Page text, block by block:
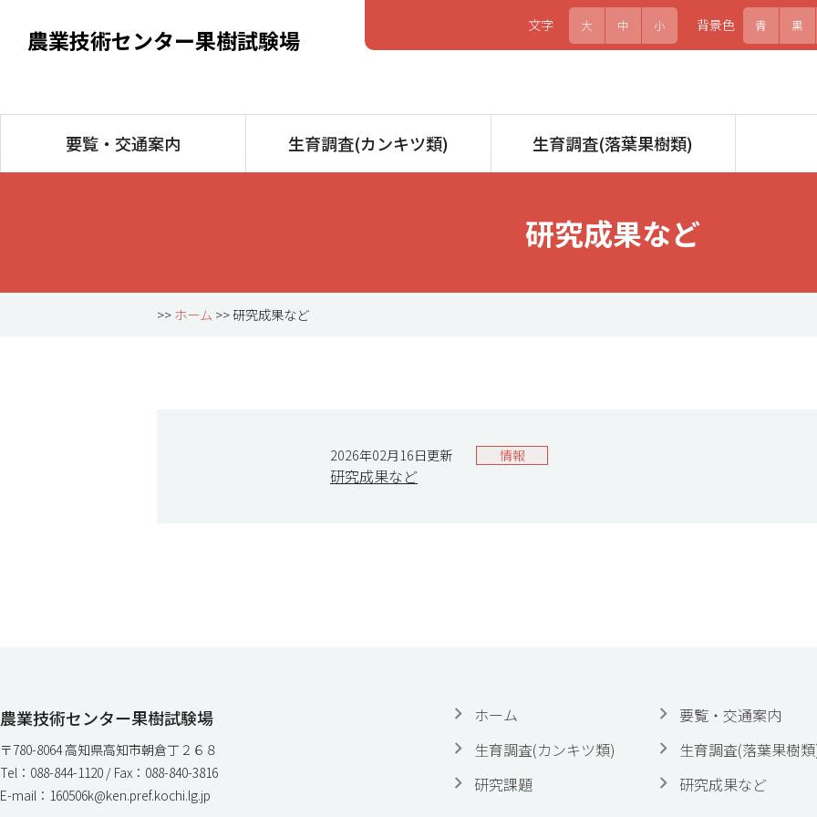
農業技術センター果樹試験場 背景色 青 黒
文字 大 中 小
要覧・交通案内 生育調査(カンキツ類) 生育調査(落葉果樹類)
研究成果など
>>ホーム >> 研究成果など
2026年02月16日更新 情報
研究成果など
農業技術センター果樹試験場
〒780-8064 高知県高知市朝倉丁２６８
Tel：088-844-1120 / Fax：088-840-3816
E-mail：160506k@ken.pref.kochi.lg.jp
ホーム
要覧・交通案内
生育調査(カンキツ類)
生育調査(落葉果樹
研究課題
研究成果など